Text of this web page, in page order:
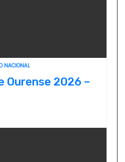
NACIONAL
Ourense 2026 –